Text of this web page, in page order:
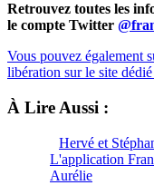
Retrouvez toutes les
le compte Twitter
Vous pouvez également
libération sur le site
À Lire Aussi :
Hervé et
L'application
Aurélie